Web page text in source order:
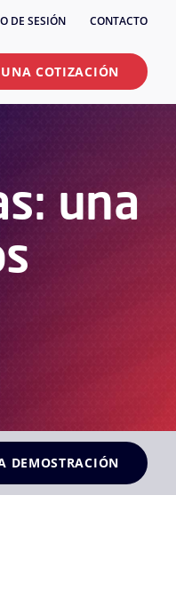
DE SESIÓN CONTACTO
COTIZACIÓN
una
DEMOSTRACIÓN